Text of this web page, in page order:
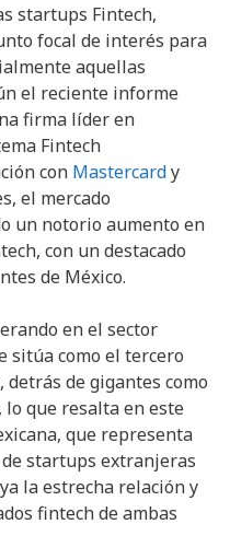
startups Fintech,
focal de interés para
aquellas
el reciente informe
firma líder en
Fintech
con Mastercardy
el mercado
un notorio aumento en
con un destacado
de México.
en el sector
sitúa como el tercero
de gigantes como
lo que resalta en este
que representa
startups extranjeras
la estrecha relación y
fintech de ambas